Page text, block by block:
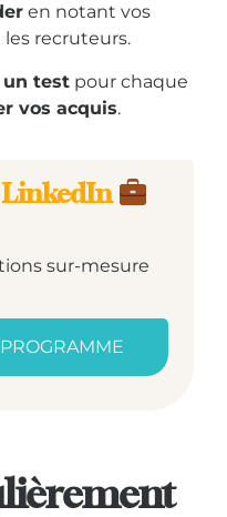
en notant vos
les recruteurs.
un test pour chaque
vos acquis.
LinkedIn
sur-mesure